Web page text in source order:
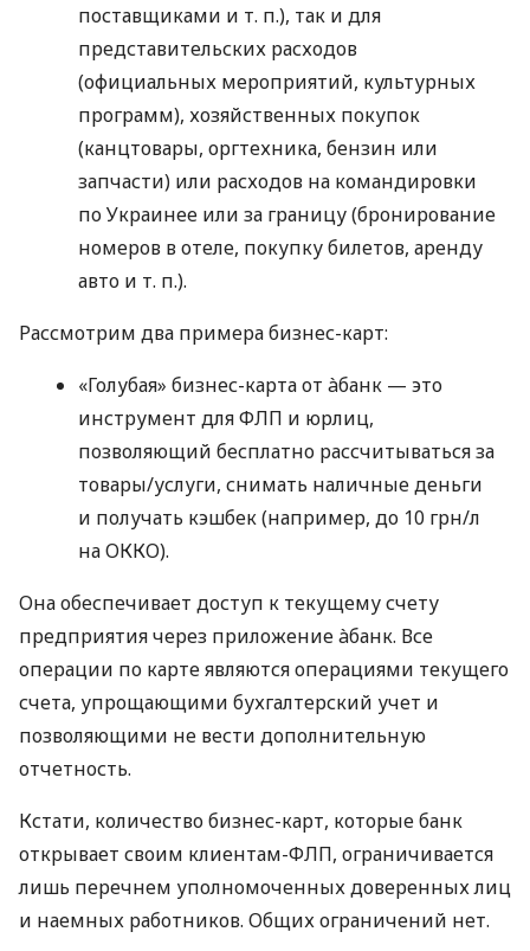
поставщиками и т. п.), так и для
представительских расходов
(официальных мероприятий, культурных
программ), хозяйственных покупок
(канцтовары, оргтехника, бензин или
запчасти) или расходов на командировки
по Украинее или за границу (бронирование
номеров в отеле, покупку билетов, аренду
авто и т. п.).
Рассмотрим два примера бизнес-карт:
«Голубая» бизнес-карта от àбанк — это
инструмент для ФЛП и юрлиц,
позволяющий бесплатно рассчитываться за
товары/услуги, снимать наличные деньги
и получать кэшбек (например, до 10 грн/л
на ОККО).
Она обеспечивает доступ к текущему счету
предприятия через приложение àбанк. Все
операции по карте являются операциями текущего
счета, упрощающими бухгалтерский учет и
позволяющими не вести дополнительную
отчетность.
Кстати, количество бизнес-карт, которые банк
открывает своим клиентам-ФЛП, ограничивается
лишь перечнем уполномоченных доверенных лиц
и наемных работников. Общих ограничений нет.